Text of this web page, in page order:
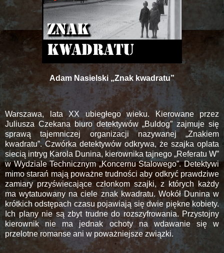
Adam Nasielski „Znak kwadratu”
Warszawa, lata XX ubiegłego wieku. Kierowane przez
Juliusza Czekana biuro detektywów „Buldog” zajmuje się
sprawą tajemniczej organizacji nazywanej „Znakiem
kwadratu”. Czwórka detektywów odkrywa, że szajka oplata
siecią intryg Karola Dunina, kierownika tajnego „Referatu W”
w Wydziale Technicznym „Koncernu Stalowego”. Detektywi
mimo starań mają poważne trudności aby odkryć prawdziwe
zamiary przyświecające członkom szajki, z których każdy
ma wytatuowany na ciele znak kwadratu. Wokół Dunina w
krótkich odstępach czasu pojawiają się dwie piękne kobiety.
Ich plany nie są zbyt trudne do rozszyfrowania. Przystojny
kierownik nie ma jednak ochoty na wdawanie się w
przelotne romanse ani w poważniejsze związki.